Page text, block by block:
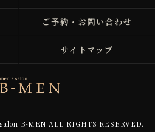
ご予約・お問い合わせ
サイトマップ
B-MEN ALL RIGHTS RESERVED.